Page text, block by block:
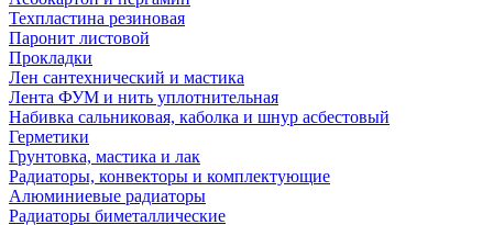
Техпластина резиновая
Паронит листовой
Прокладки
Лен сантехнический и мастика
Лента ФУМ и нить уплотнительная
Набивка сальниковая, каболка и шнур асбестовый
Герметики
Грунтовка, мастика и лак
Радиаторы, конвекторы и комплектующие
Алюминиевые радиаторы
Радиаторы биметаллические